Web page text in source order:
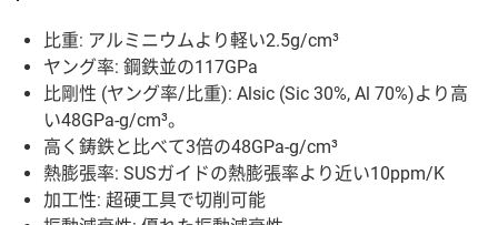
比重: アルミニウムより軽い2.5g/cm³
ヤング率: 鋼鉄並の117GPa
比剛性 (ヤング率/比重): Alsic (Sic 30%, Al 70%)より高
い48GPa-g/cm³。
高く鋳鉄と比べて3倍の48GPa-g/cm³
熱膨張率: SUSガイドの熱膨張率より近い10ppm/K
加工性: 超硬工具で切削可能